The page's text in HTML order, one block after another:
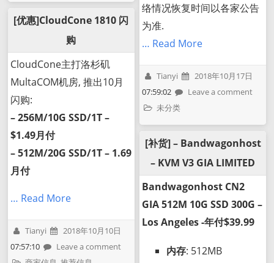
[优惠]CloudCone 1810 闪
购
CloudCone主打洛杉矶
MultaCOM机房, 推出10月
闪购:
– 256M/10G SSD/1T –
$1.49月付
– 512M/20G SSD/1T – 1.69
月付
… Read More
Tianyi
2018年10月10日
07:57:10
Leave a comment
络情况恢复时间以各家公告
为准.
… Read More
Tianyi
2018年10月17日
07:59:02
Leave a comment
未分类
[补货] – Bandwagonhost
– KVM V3 GIA LIMITED
Bandwagonhost CN2
GIA 512M 10G SSD 300G –
Los Angeles -年付$39.99
内存: 512MB